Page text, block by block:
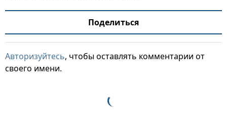
Поделиться
Авторизуйтесь, чтобы оставлять комментарии от
своего имени.